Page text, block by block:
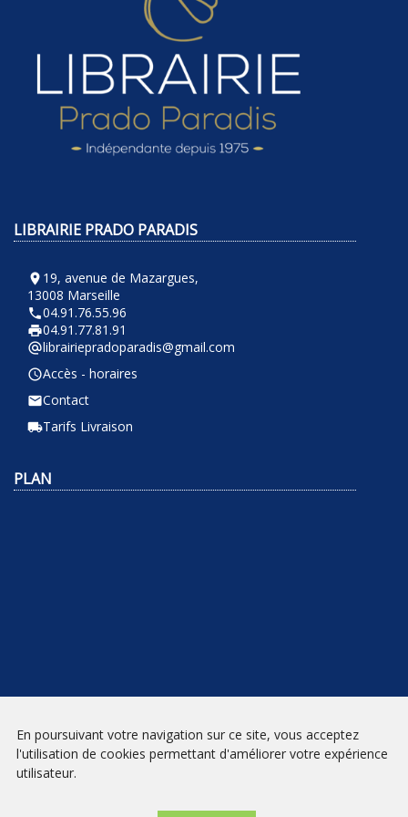
LIBRAIRIE PRADO PARADIS
room 19, avenue de Mazargues,
13008 Marseille
phone04.91.76.55.96
local_printshop04.91.77.81.91
alternate_emaillibrairiepradoparadis@gmail.com
query_builderAccès - horaires
emailContact
local_shippingTarifs Livraison
PLAN
NEWSLETTER
En poursuivant votre navigation sur ce site, vous acceptez
l'utilisation de cookies permettant d'améliorer votre expérience
utilisateur.